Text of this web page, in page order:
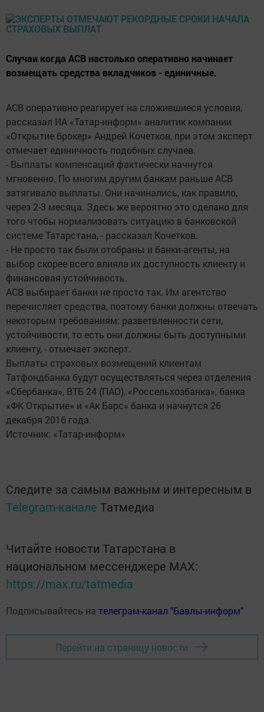
Случаи когда АСВ настолько оперативно начинает
возмещать средства вкладчиков - единичные.
АСВ оперативно реагирует на сложившиеся условия,
рассказал ИА «Татар-информ» аналитик компании
«Открытие брокер» Андрей Кочетков, при этом эксперт
отмечает единичность подобных случаев.
- Выплаты компенсаций фактически начнутся
мгновенно. По многим другим банкам раньше АСВ
затягивало выплаты. Они начинались, как правило,
через 2-3 месяца. Здесь же вероятно это сделано для
того чтобы нормализовать ситуацию в банковской
системе Татарстана, - рассказал Кочетков.
- Не просто так были отобраны и банки-агенты, на
выбор скорее всего влияла их доступность клиенту и
финансовая устойчивость.
АСВ выбирает банки не просто так. Им агентство
перечисляет средства, поэтому банки должны отвечать
некоторым требованиям: разветвленности сети,
устойчивости, то есть они должны быть доступными
клиенту, - отмечает эксперт.
Выплаты страховых возмещений клиентам
Татфондбанка будут осуществляться через отделения
«Сбербанка», ВТБ 24 (ПАО), «Россельхозбанка», банка
«ФК Открытие» и «Ак Барс» банка и начнутся 26
декабря 2016 года.
Источник: «Татар-информ»
Следите за самым важным и интересным в
Telegram-канале Татмедиа
Читайте новости Татарстана в
национальном мессенджере MАХ:
https://max.ru/tatmedia
Подписывайтесь на телеграм-канал "Бавлы-информ"
Перейти на страницу новости